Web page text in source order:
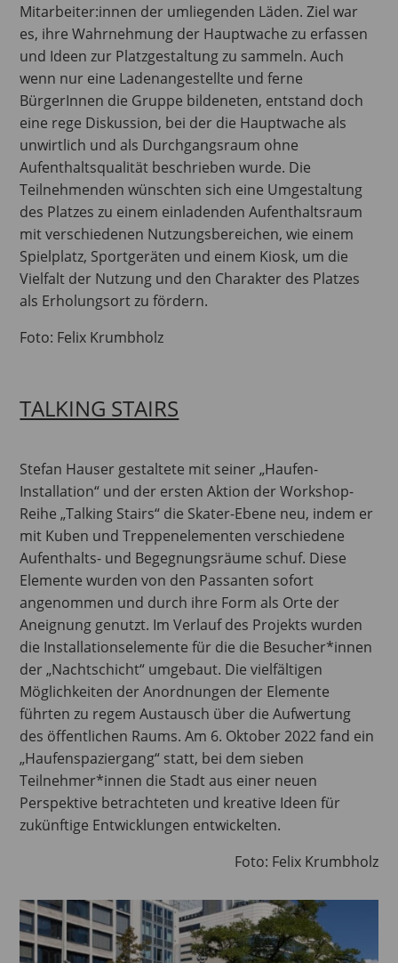
Mitarbeiter:innen der umliegenden Läden. Ziel war
es, ihre Wahrnehmung der Hauptwache zu erfassen
und Ideen zur Platzgestaltung zu sammeln. Auch
wenn nur eine Ladenangestellte und ferne
BürgerInnen die Gruppe bildeneten, entstand doch
eine rege Diskussion, bei der die Hauptwache als
unwirtlich und als Durchgangsraum ohne
Aufenthaltsqualität beschrieben wurde. Die
Teilnehmenden wünschten sich eine Umgestaltung
des Platzes zu einem einladenden Aufenthaltsraum
mit verschiedenen Nutzungsbereichen, wie einem
Spielplatz, Sportgeräten und einem Kiosk, um die
Vielfalt der Nutzung und den Charakter des Platzes
als Erholungsort zu fördern.
Foto: Felix Krumbholz
TALKING STAIRS
Stefan Hauser gestaltete mit seiner „Haufen-
Installation“ und der ersten Aktion der Workshop-
Reihe „Talking Stairs“ die Skater-Ebene neu, indem er
mit Kuben und Treppenelementen verschiedene
Aufenthalts- und Begegnungsräume schuf. Diese
Elemente wurden von den Passanten sofort
angenommen und durch ihre Form als Orte der
Aneignung genutzt. Im Verlauf des Projekts wurden
die Installationselemente für die die Besucher*innen
der „Nachtschicht“ umgebaut. Die vielfältigen
Möglichkeiten der Anordnungen der Elemente
führten zu regem Austausch über die Aufwertung
des öffentlichen Raums. Am 6. Oktober 2022 fand ein
„Haufenspaziergang“ statt, bei dem sieben
Teilnehmer*innen die Stadt aus einer neuen
Perspektive betrachteten und kreative Ideen für
zukünftige Entwicklungen entwickelten.
Foto: Felix Krumbholz